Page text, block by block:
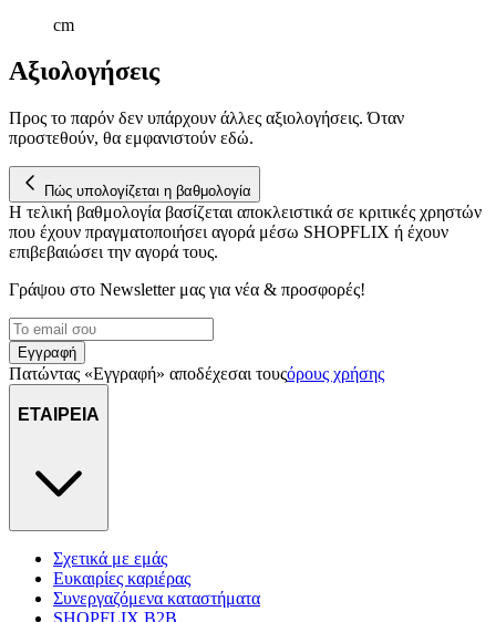
cm
Αξιολογήσεις
Προς το παρόν δεν υπάρχουν άλλες αξιολογήσεις. Όταν
προστεθούν, θα εμφανιστούν εδώ.
Πώς υπολογίζεται η βαθμολογία
Η τελική βαθμολογία βασίζεται αποκλειστικά σε κριτικές χρηστών
που έχουν πραγματοποιήσει αγορά μέσω SHOPFLIX ή έχουν
επιβεβαιώσει την αγορά τους.
Γράψου στο Νewsletter μας για νέα & προσφορές!
Εγγραφή
Πατώντας «Εγγραφή» αποδέχεσαι τουςόρους χρήσης
ΕΤΑΙΡΕΙΑ
Σχετικά με εμάς
Ευκαιρίες καριέρας
Συνεργαζόμενα καταστήματα
SHOPFLIX B2B